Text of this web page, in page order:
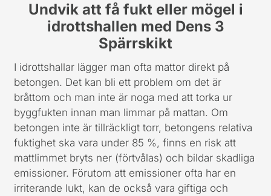
Undvik att få fukt eller mögel i
idrottshallen med Dens 3
Spärrskikt
I idrottshallar lägger man ofta mattor direkt på
betongen. Det kan bli ett problem om det är
bråttom och man inte är noga med att torka ur
byggfukten innan man limmar på mattan. Om
betongen inte är tillräckligt torr, betongens relativa
fuktighet ska vara under 85 %, finns en risk att
mattlimmet bryts ner (förtvålas) och bildar skadliga
emissioner. Förutom att emissioner ofta har en
irriterande lukt, kan de också vara giftiga och